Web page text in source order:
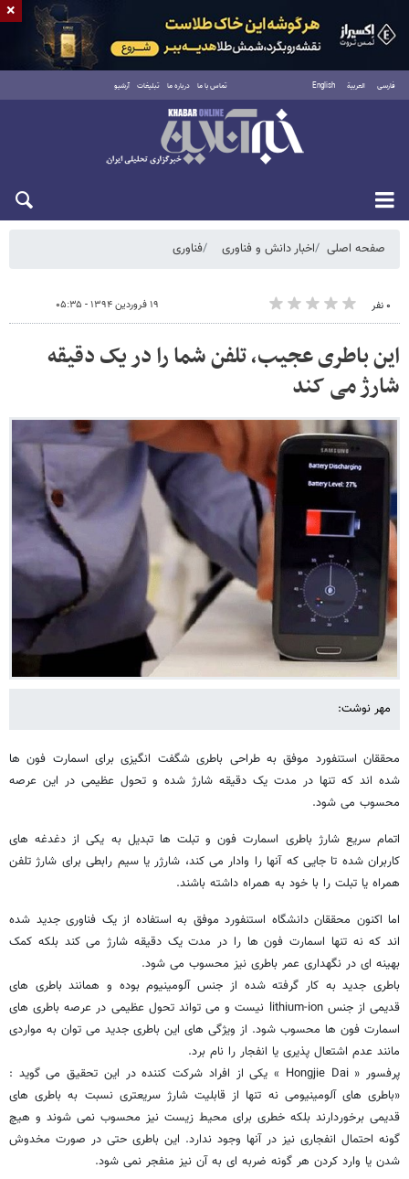
فارسی العربية English تماس با ما درباره ما تبلیغات آرشیو
جمعه ۱۶ مرداد ۱۴۰۵
مطالب پیشنهادی
صفحه اصلی اخبار دانش و فناوری فناوری
۰ نفر
این باطری عجیب، تلفن شما را در یک دقیقه
شارژ می کند
مهر نوشت:
محققان استنفورد موفق به طراحی باطری شگفت انگیزی برای اسمارت فون ها
شده اند که تنها در مدت یک دقیقه شارژ شده و تحول عظیمی در این عرصه
محسوب می شود.
اتمام سریع شارژ باطری اسمارت فون و تبلت ها تبدیل به یکی از دغدغه های
کاربران شده تا جایی که آنها را وادار می کند، شارژر یا سیم رابطی برای شارژ تلفن
همراه یا تبلت را با خود به همراه داشته باشند.
اما اکنون محققان دانشگاه استنفورد موفق به استفاده از یک فناوری جدید شده
اند که نه تنها اسمارت فون ها را در مدت یک دقیقه شارژ می کند بلکه کمک
بهینه ای در نگهداری عمر باطری نیز محسوب می شود.
باطری جدید به کار گرفته شده از جنس آلومینیوم بوده و همانند باطری های
قدیمی از جنس lithium-ion نیست و می تواند تحول عظیمی در عرصه باطری های
اسمارت فون ها محسوب شود. از ویژگی های این باطری جدید می توان به مواردی
مانند عدم اشتعال پذیری یا انفجار را نام برد.
پرفسور « Hongjie Dai » یکی از افراد شرکت کننده در این تحقیق می گوید :
«باطری های آلومینیومی نه تنها از قابلیت شارژ سریعتری نسبت به باطری های
×